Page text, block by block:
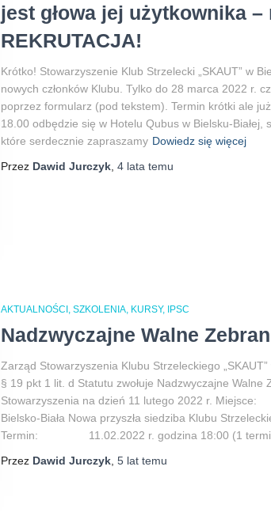
jest głowa jej użytkownika –
REKRUTACJA!
Krótko! Stowarzyszenie Klub Strzelecki „SKAUT” w
nowych członków Klubu. Tylko do 28 marca 2022 r.
poprzez formularz (pod tekstem). Termin krótki ale
18.00 odbędzie się w Hotelu Qubus w Bielsku-Białej,
które serdecznie zapraszamy Dowiedz się więcej
Przez Dawid Jurczyk, 4 lata temu
AKTUALNOŚCI, SZKOLENIA, KURSY, IPSC
Nadzwyczajne Walne
Zarząd Stowarzyszenia Klubu Strzeleckiego
§ 19 pkt 1 lit. d Statutu zwołuje Nadzwyczajne Walne
Stowarzyszenia na dzień 11 lutego 2022 r.
Bielsko-Biała Nowa przyszła siedziba Klubu
Termin: 11.02.2022 r. godzina 18:00 (1
Przez Dawid Jurczyk, 5 lattemu